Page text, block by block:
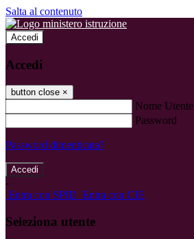
Salta al contenuto
Accedi
Accedi
button close ×
Nome Utente
Password
Password dimenticata?
-
Entra con SPID Entra con CIE
Seleziona utente